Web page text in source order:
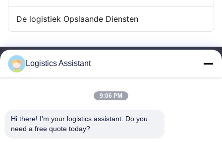
De logistiek Opslaande Diensten
Logistics Assistant
9:06 PM
Hi there! I'm your logistics assistant. Do you
need a free quote today?